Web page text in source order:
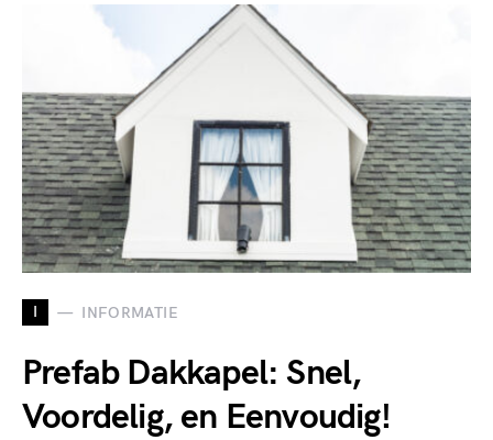
I INFORMATIE
Prefab Dakkapel: Snel,
Voordelig, en Eenvoudig!